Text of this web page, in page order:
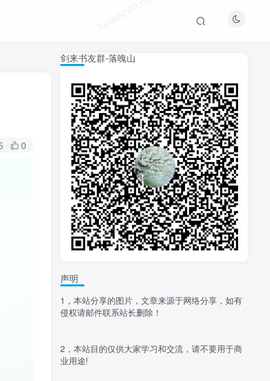
0
luoposhan.com
剑来书友群-落魄山
声明
1，本站分享的图片，文章来源于网络分享，如有
侵权请邮件联系站长删除！
2，本站目的仅供大家学习和交流，请不要用于商
业用途!